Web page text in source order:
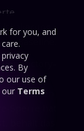
Baseline.
Factory-
und KI-
eigenen
Sperre hat
for you, and
By
our use of
our Terms